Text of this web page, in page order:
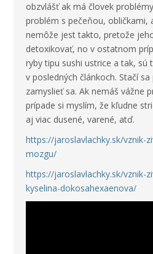
obzvlášť ak má človek
problém s pečeňou, obličkami,
nemôže jest takto, pretože
detoxikovať, no v ostatnom
ryby tipu sushi ustrice a tak, sú
v posledných článkoch. Stačí
zamyslieť sa. Ak nemáš vážne
prípade si myslím, že kľudne
aj viac dusené, varené, atď.
https://jaroslavlachky.sk/vznik-
mozgu/
https://jaroslavlachky.sk/vznik-
kyselina-dokosahexaenova/